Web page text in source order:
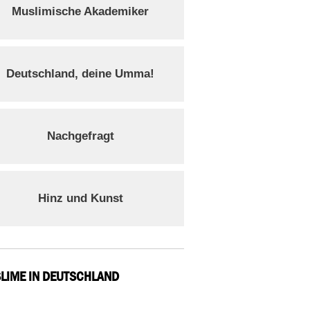
Muslimische Akademiker
Deutschland, deine Umma!
Nachgefragt
Hinz und Kunst
IN DEUTSCHLAND